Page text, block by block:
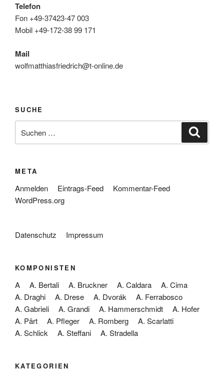
Telefon
Fon +49-37423-47 003
Mobil +49-172-38 99 171
Mail
wolfmatthiasfriedrich@t-online.de
SUCHE
nach:
META
Anmelden Eintrags-Feed
Kommentar-Feed
WordPress.org
Datenschutz Impressum
KOMPONISTEN
A A. Bertali A. Bruckner A. Caldara
A. Cima
A. Draghi
A. Drese A. Dvorák
A. Ferrabosco
A. Gabrieli
A. Grandi A. Hammerschmidt
A. Hofer
A. Pärt
A. Pfleger A. Romberg
A. Scarlatti
A. Schlick
A. Steffani A. Stradella
KATEGORIEN